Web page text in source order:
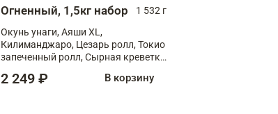
Огненный, 1,5кг набор
1 532 г
Окунь унаги, Аяши XL,
Килиманджаро, Цезарь ролл, Токио
запеченный ролл, Сырная креветка
2 249 ₽ В корзину